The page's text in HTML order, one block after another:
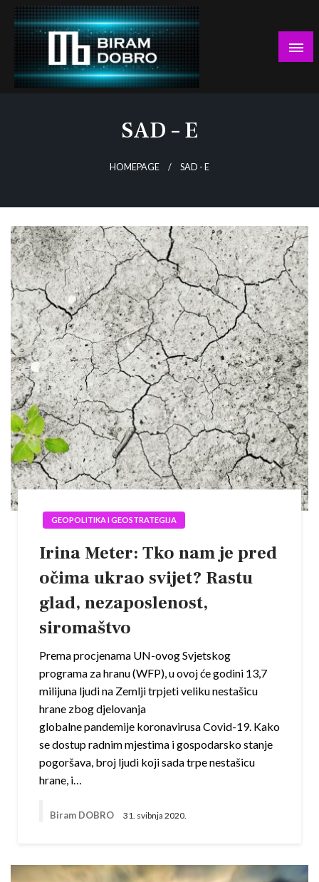
Skip
content
SAD – E
HOMEPAGE SAD - E
GEOPOLITIKA I GEOSTRATEGIJA
Irina Meter: Tko nam je pred
očima ukrao svijet? Rastu
glad, nezaposlenost,
siromaštvo
Prema procjenama UN-ovog Svjetskog
programa za hranu (WFP), u ovoj će godini 13,7
milijuna ljudi na Zemlji trpjeti veliku nestašicu
hrane zbog djelovanja
globalne pandemije koronavirusa Covid-19. Kako
se dostup radnim mjestima i gospodarsko stanje
pogoršava, broj ljudi koji sada trpe nestašicu
hrane, i…
Biram DOBRO 31. svibnja 2020.